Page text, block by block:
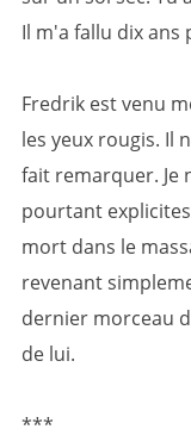
Il m'a fallu dix ans
Fredrik est venu
les yeux rougis. Il
fait remarquer. Je
pourtant
mort dans le
revenant
dernier morceau
de lui.
***